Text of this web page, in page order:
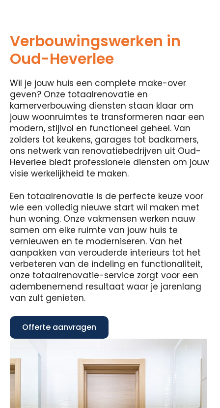
Verbouwingswerken in
Oud-Heverlee
Wil je jouw huis een complete make-over
geven? Onze totaalrenovatie en
kamerverbouwing diensten staan ​​klaar om
jouw woonruimtes te transformeren naar een
modern, stijlvol en functioneel geheel. Van
zolders tot keukens, garages tot badkamers,
ons netwerk van renovatiebedrijven uit Oud-
Heverlee biedt professionele diensten om jouw
visie werkelijkheid te maken.
Een totaalrenovatie is de perfecte keuze voor
wie een volledig nieuwe start wil maken met
hun woning. Onze vakmensen werken nauw
samen om elke ruimte van jouw huis te
vernieuwen en te moderniseren. Van het
aanpakken van verouderde interieurs tot het
verbeteren van de indeling en functionaliteit,
onze totaalrenovatie-service zorgt voor een
adembenemend resultaat waar je jarenlang
van zult genieten.
Offerte aanvragen